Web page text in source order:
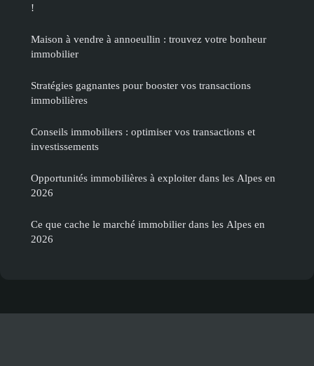
!
Maison à vendre à annoeullin : trouvez votre bonheur
immobilier
Stratégies gagnantes pour booster vos transactions
immobilières
Conseils immobiliers : optimiser vos transactions et
investissements
Opportunités immobilières à exploiter dans les Alpes en
2026
Ce que cache le marché immobilier dans les Alpes en
2026